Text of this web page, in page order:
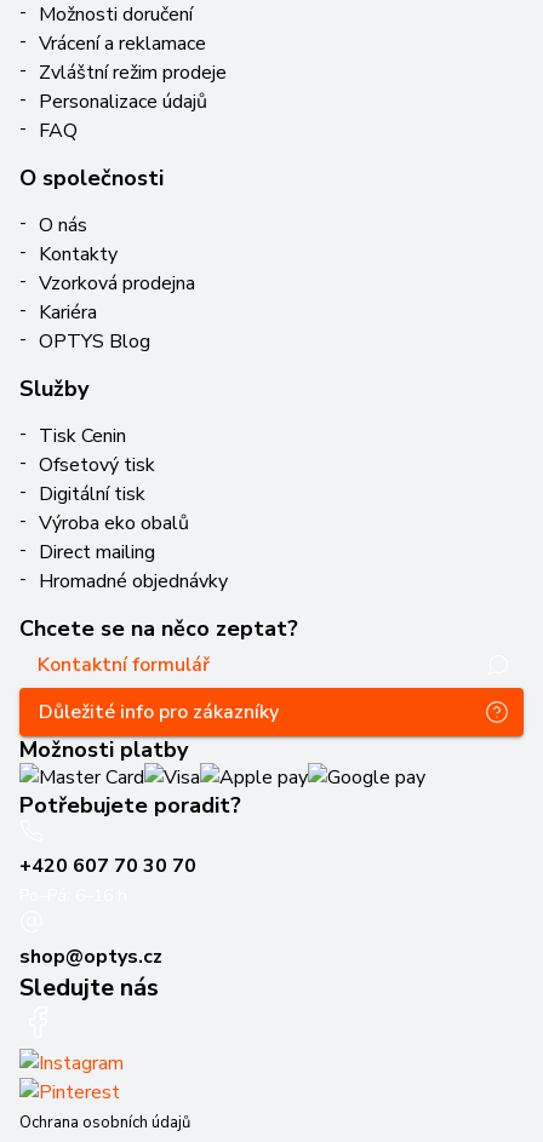
Možnosti doručení
Vrácení a reklamace
Zvláštní režim prodeje
Personalizace údajů
FAQ
O společnosti
O nás
Kontakty
Vzorková prodejna
Kariéra
OPTYS Blog
Služby
Tisk Cenin
Ofsetový tisk
Digitální tisk
Výroba eko obalů
Direct mailing
Hromadné objednávky
Chcete se na něco zeptat?
Kontaktní formulář
Důležité info pro zákazníky
Možnosti platby
Potřebujete poradit?
+420 607 70 30 70
shop@optys.cz
Sledujte nás
Ochrana osobních údajů